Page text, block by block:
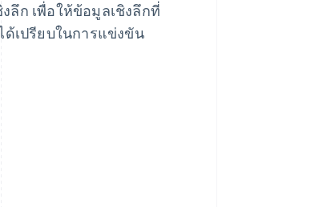
ลึก เพื่อให้ข้อมูลเชิงลึกที่
เปรียบในการแข่งขัน